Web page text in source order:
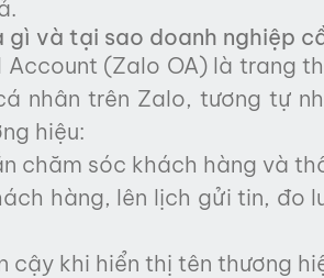
gì và tại sao doanh nghiệp
(Zalo OA) là trang
nhân trên Zalo, tương tự
hiệu:
chăm sóc khách hàng và
hàng, lên lịch gửi tin, đo
cậy khi hiển thị tên thương